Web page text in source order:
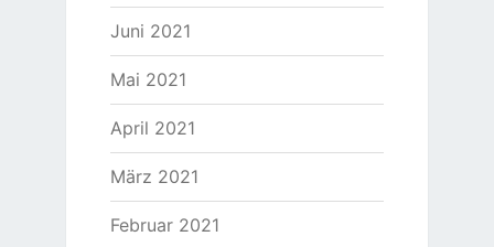
Juni 2021
Mai 2021
April 2021
März 2021
Februar 2021